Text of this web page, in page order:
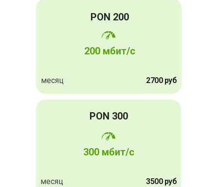
PON 300
300 мбит/с
месяц 3500 руб
PON 200
200 мбит/с
месяц 2700 руб